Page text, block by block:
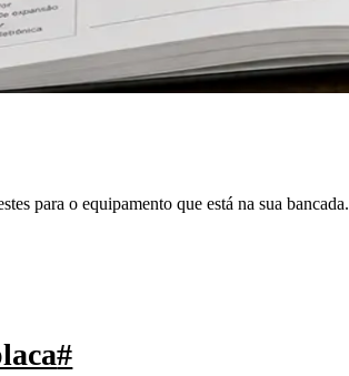
para o equipamento que está na sua bancada.
#